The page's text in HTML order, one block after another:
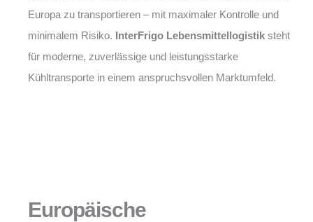
Europa zu transportieren – mit maximaler Kontrolle und
minimalem Risiko. InterFrigo Lebensmittellogistik steht
für moderne, zuverlässige und leistungsstarke
Kühltransporte in einem anspruchsvollen Marktumfeld.
Europäische